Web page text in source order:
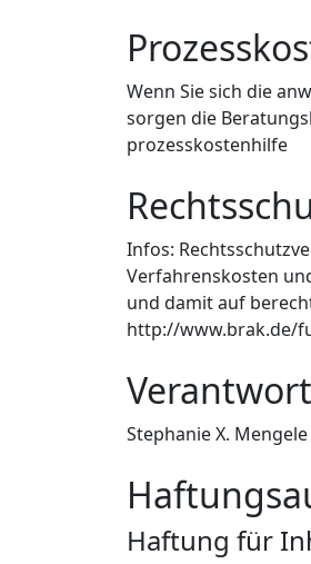
Wenn Sie sich die
sorgen die
prozesskostenhilfe
Infos:
Verfahrenskosten
und damit auf
http://www.brak.de/
Stephanie X. Mengele
Haftung für